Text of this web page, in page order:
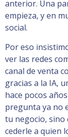
anterior. Una
empieza, y en
social.
Por eso
ver las redes
canal de venta
gracias a la IA,
hace pocos
pregunta ya no
tu negocio, sino
cederle a quien